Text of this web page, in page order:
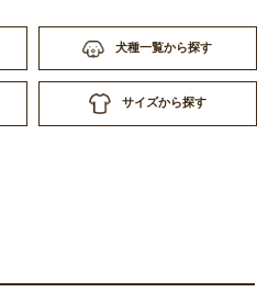
犬種一覧から探す
サイズから探す